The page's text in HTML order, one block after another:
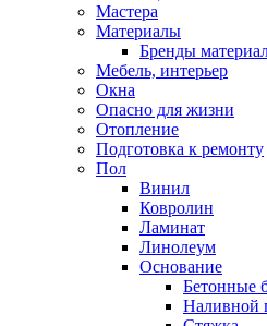
Мастера
Материалы
Бренды
Мебель, интерьер
Окна
Опасно для жизни
Отопление
Подготовка к ремонту
Пол
Винил
Ковролин
Ламинат
Линолеум
Основание
Бетонные
Наливной